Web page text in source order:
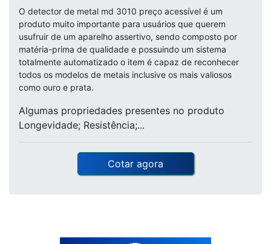
O detector de metal md 3010 preço acessível é um
produto muito importante para usuários que querem
usufruir de um aparelho assertivo, sendo composto por
matéria-prima de qualidade e possuindo um sistema
totalmente automatizado o item é capaz de reconhecer
todos os modelos de metais inclusive os mais valiosos
como ouro e prata.
Algumas propriedades presentes no produto
Longevidade; Resistência;...
Cotar agora